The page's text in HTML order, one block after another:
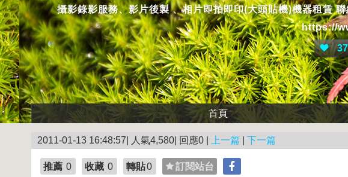
攝影錄影服務、影片後製 、相片即拍即印(大頭貼機)機器租
https://
37
首頁
2011-01-13 16:48:57| 人氣4,580| 回應0 | 上一篇 下一篇
推薦 0 收藏 0 轉貼0 訂閱站台